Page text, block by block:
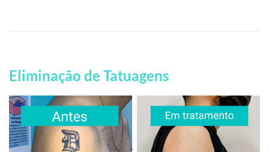
Eliminação de Tatuagens